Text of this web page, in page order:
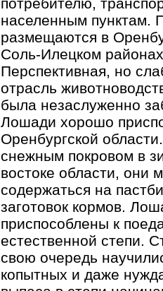
потребителю,
населенным пунктам.
размещаются в
Соль-Илецком
Перспективная, но
отрасль
была незаслуженно
Лошади хорошо
Оренбургской
снежным покровом в
востоке области, они
содержаться на
заготовок кормов.
приспособлены к
естественной степи.
свою очередь
копытных и даже